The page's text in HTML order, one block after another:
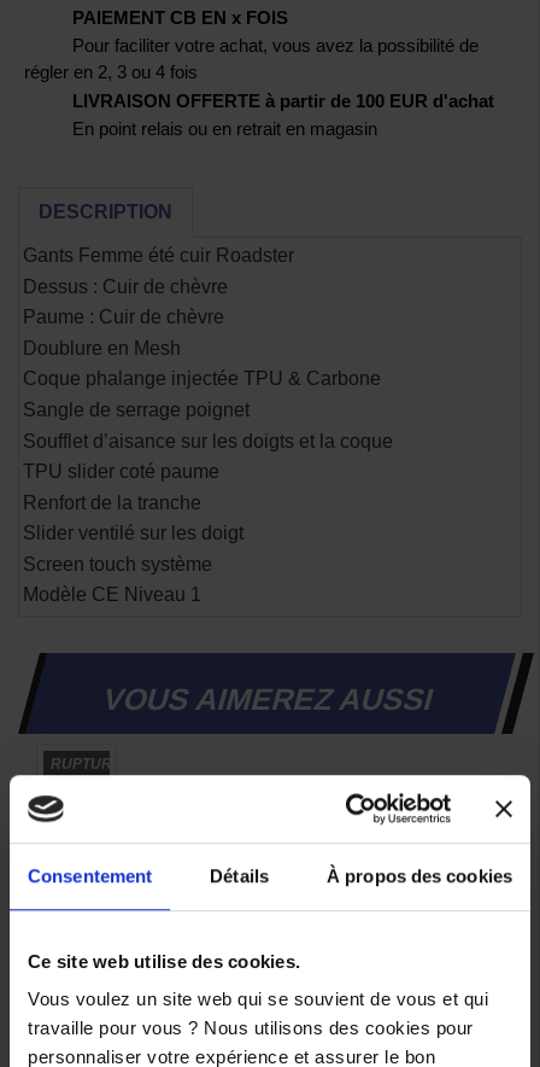
Consentement Détails À propos des cookies
Ce site web utilise des cookies.
Vous voulez un site web qui se souvient de vous et qui
travaille pour vous ? Nous utilisons des cookies pour
personnaliser votre expérience et assurer le bon
PAIEMENT CB EN x FOIS
Pour faciliter votre achat, vous avez la possibilité de
régler en 2, 3 ou 4 fois
LIVRAISON OFFERTE à partir de 100 EUR d'achat
En point relais ou en retrait en magasin
DESCRIPTION
Gants Femme été cuir Roadster
Dessus : Cuir de chèvre
Paume : Cuir de chèvre
Doublure en Mesh
Coque phalange injectée TPU & Carbone
Sangle de serrage poignet
Soufflet d’aisance sur les doigts et la coque
TPU slider coté paume
Renfort de la tranche
Slider ventilé sur les doigt
Screen touch système
Modèle CE Niveau 1
VOUS AIMEREZ AUSSI
-55%
RUPTURE
STOCK
Gants
RS
Recall
Rose
99,99 €